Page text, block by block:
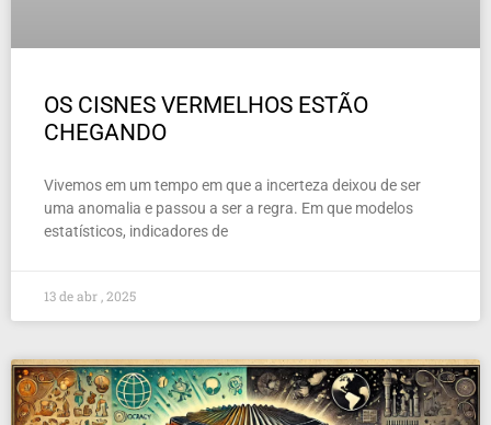
OS CISNES VERMELHOS ESTÃO
CHEGANDO
Vivemos em um tempo em que a incerteza deixou de ser
uma anomalia e passou a ser a regra. Em que modelos
estatísticos, indicadores de
13 de abr , 2025